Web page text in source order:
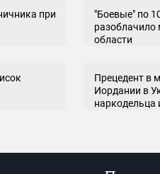
при
"Боевые" по
разоблачило
области
Прецедент в
Иордании в
наркодельца